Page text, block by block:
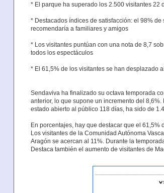
* El parque ha superado los 2.500 visitantes 22
* Destacados índices de satisfacción: el 98%
recomendaría a familiares y amigos
* Los visitantes puntúan con una nota de 8,7
todos los espectáculos
* El 61,5% de los visitantes se han desplazado
Sendaviva ha finalizado su octava temporada
anterior, lo que supone un incremento del
estado abierto al público 118 días, ha sido de
En porcentajes, hay que destacar que el
Los visitantes de la Comunidad Autónoma
Aragón se acercan al 11%. Durante la
Destaca también el aumento de visitantes de